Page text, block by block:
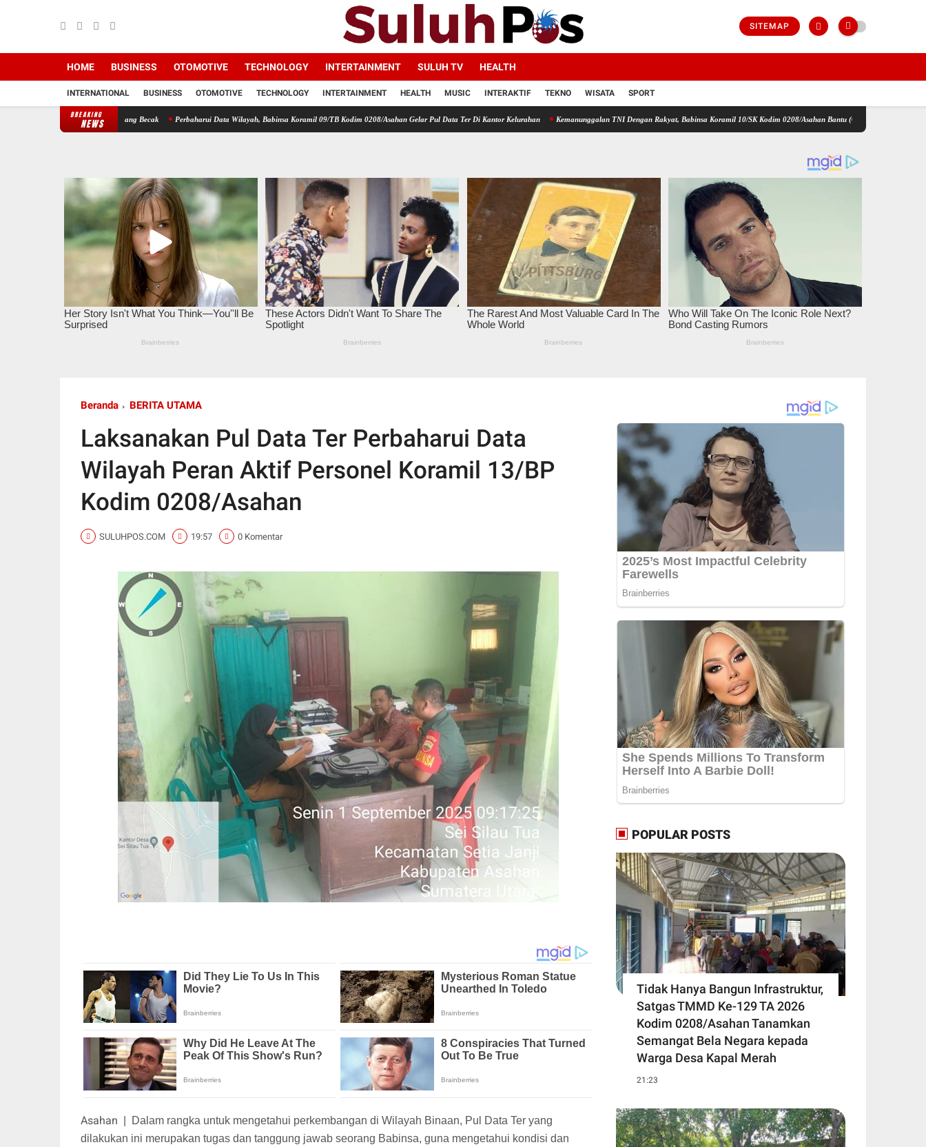
SITEMAP
HOME BUSINESS OTOMOTIVE TECHNOLOGY INTERTAINMENT SULUH TV HEALTH
INTERNATIONAL BUSINESS OTOMOTIVE TECHNOLOGY INTERTAINMENT HEALTH MUSIC INTERAKTIF TEKNO WISATA SPORT
BREAKING
NEWS
Bersama Dengan Abang Becak Perbaharui Data Wilayah, Babinsa Koramil 09/TB Kodim 0208/Asahan Gelar Pul Data Ter Di Kantor Kelurahan Kemanunggalan TNI Dengan Rakyat, Babinsa Koramil 10/SK Kodim 0208/Asahan Bantu (Cor) Bangun Rumah Warga
Beranda BERITA UTAMA
Laksanakan Pul Data Ter Perbaharui Data
Wilayah Peran Aktif Personel Koramil 13/BP
Kodim 0208/Asahan
SULUHPOS.COM 19:57 0 Komentar
Asahan
Dalam rangka untuk mengetahui perkembangan di Wilayah Binaan, Pul Data Ter yang
dilakukan ini merupakan tugas dan tanggung jawab seorang Babinsa, guna mengetahui kondisi dan
POPULAR POSTS
Tidak Hanya Bangun Infrastruktur,
Satgas TMMD Ke-129 TA 2026
Kodim 0208/Asahan Tanamkan
Semangat Bela Negara kepada
Warga Desa Kapal Merah
21:23